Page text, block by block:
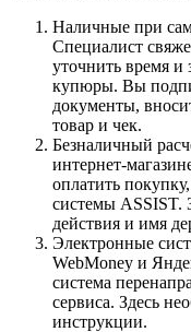
Наличные при
Специалист
уточнить время и
купюры. Вы
документы,
товар и чек.
Безналичный
интернет-
оплатить
системы ASSIST.
действия и имя
Электронные
WebMoney и
система
сервиса. Здесь
инструкции.